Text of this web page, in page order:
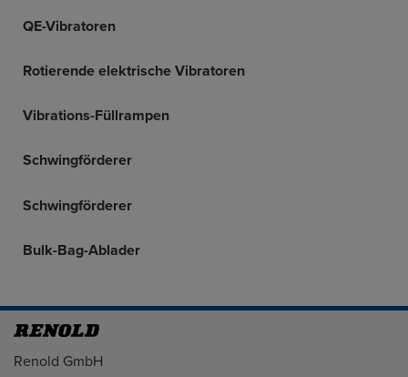
QE-Vibratoren
Rotierende elektrische Vibratoren
Vibrations-Füllrampen
Schwingförderer
Schwingförderer
Bulk-Bag-Ablader
Adresse
Renold GmbH